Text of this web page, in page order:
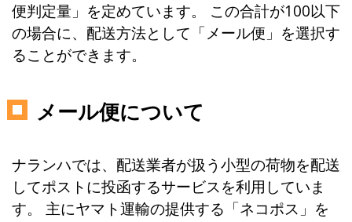
便判定量」を定めています。 この合計が100以下
の場合に、配送方法として「メール便」を選択す
ることができます。
メール便について
ナランハでは、配送業者が扱う小型の荷物を配送
してポストに投函するサービスを利用していま
す。 主にヤマト運輸の提供する「ネコポス」を